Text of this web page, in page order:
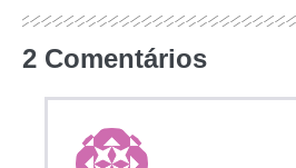
2 Comentários